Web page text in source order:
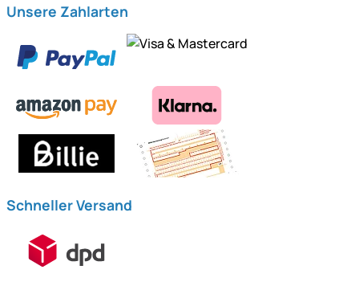
Unsere Zahlarten
Schneller Versand